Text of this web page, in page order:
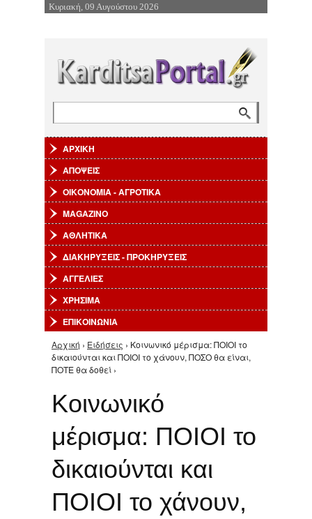
Επιστροφή στην Πλοήγηση
Κυριακή, 09 Αυγούστου 2026
ΑΡΧΙΚΗ
ΑΠΟΨΕΙΣ
ΟΙΚΟΝΟΜΙΑ - ΑΓΡΟΤΙΚΑ
MAGAZINO
ΑΘΛΗΤΙΚΑ
ΔΙΑΚΗΡΥΞΕΙΣ - ΠΡΟΚΗΡΥΞΕΙΣ
ΑΓΓΕΛΙΕΣ
ΧΡΗΣΙΜΑ
ΕΠΙΚΟΙΝΩΝΙΑ
Είστε εδώ
Αρχική › Ειδήσεις › Κοινωνικό μέρισμα: ΠΟΙΟΙ το
δικαιούνται και ΠΟΙΟΙ το χάνουν, ΠΟΣΟ θα είναι,
ΠΟΤΕ θα δοθεί ›
Κοινωνικό
μέρισμα: ΠΟΙΟΙ το
δικαιούνται και
ΠΟΙΟΙ το χάνουν,